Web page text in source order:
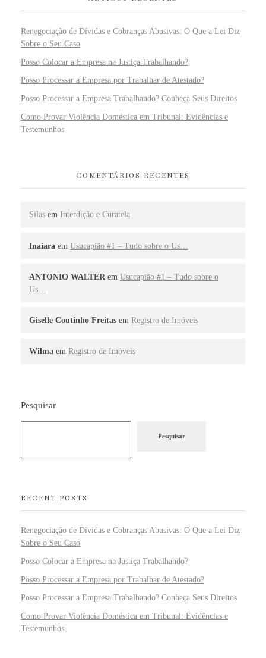
Renegociação de Dívidas e Cobranças Abusivas: O Que a Lei Diz
Sobre o Seu Caso
Posso Colocar a Empresa na Justiça Trabalhando?
Posso Processar a Empresa por Trabalhar de Atestado?
Posso Processar a Empresa Trabalhando? Conheça Seus Direitos
Como Provar Violência Doméstica em Tribunal: Evidências e
Testemunhos
COMENTÁRIOS RECENTES
Silas em Interdição e Curatela
Inaiara em Usucapião #1 – Tudo sobre o Us…
ANTONIO WALTER em Usucapião #1 – Tudo sobre o
Us…
Giselle Coutinho Freitas em Registro de Imóveis
Wilma em Registro de Imóveis
Pesquisar
Pesquisar
RECENT POSTS
Renegociação de Dívidas e Cobranças Abusivas: O Que a Lei Diz
Sobre o Seu Caso
Posso Colocar a Empresa na Justiça Trabalhando?
Posso Processar a Empresa por Trabalhar de Atestado?
Posso Processar a Empresa Trabalhando? Conheça Seus Direitos
Como Provar Violência Doméstica em Tribunal: Evidências e
Testemunhos